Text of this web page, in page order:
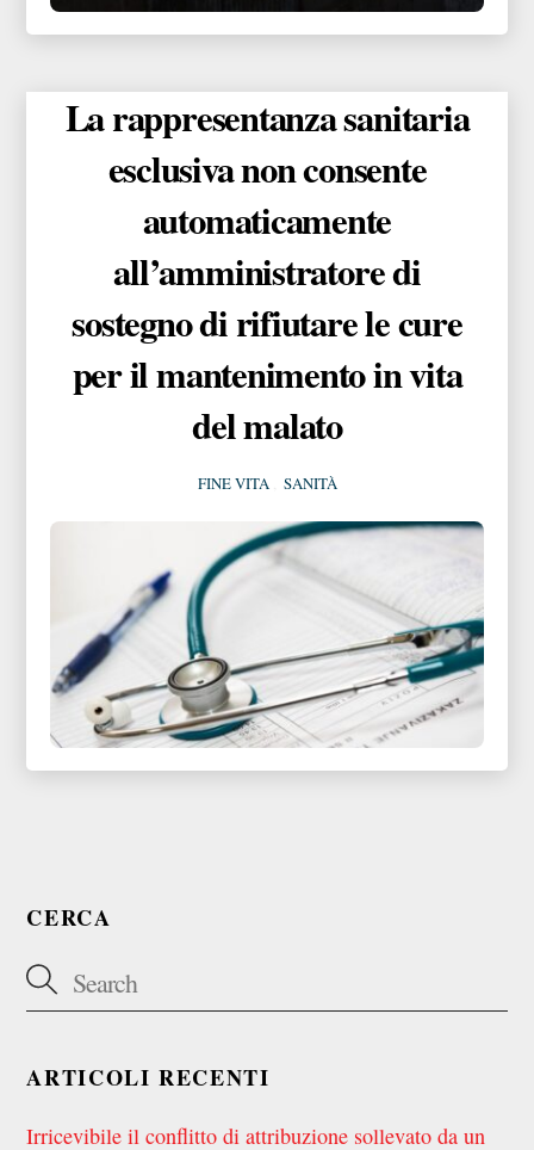
La rappresentanza sanitaria
esclusiva non consente
automaticamente
all’amministratore di
sostegno di rifiutare le cure
per il mantenimento in vita
del malato
FINE VITA SANITÀ
CERCA
ARTICOLI RECENTI
Irricevibile il conflitto di attribuzione sollevato da un